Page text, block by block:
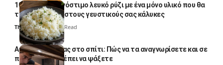
10 φορές ποιο νόστιμο λευκό ρύζι με ένα μόνο υλικό που θα
το απογειώσει στους γευστικούς σας κάλυκες
Thali Ombre4 Min Read
Αυγά κατσαρίδας στο σπίτι: Πώς να τα αναγνωρίσετε και σε
ποια σημεία πρέπει να ψάξετε